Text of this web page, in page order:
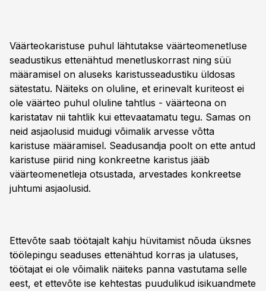
Väärteokaristuse puhul lähtutakse väärteomenetluse
seadustikus ettenähtud menetluskorrast ning süü
määramisel on aluseks karistusseadustiku üldosas
sätestatu. Näiteks on oluline, et erinevalt kuriteost ei
ole väärteo puhul oluline tahtlus - väärteona on
karistatav nii tahtlik kui ettevaatamatu tegu. Samas on
neid asjaolusid muidugi võimalik arvesse võtta
karistuse määramisel. Seadusandja poolt on ette antud
karistuse piirid ning konkreetne karistus jääb
väärteomenetleja otsustada, arvestades konkreetse
juhtumi asjaolusid.
Ettevõte saab töötajalt kahju hüvitamist nõuda üksnes
töölepingu seaduses ettenähtud korras ja ulatuses,
töötajat ei ole võimalik näiteks panna vastutama selle
eest, et ettevõte ise kehtestas puudulikud isikuandmete